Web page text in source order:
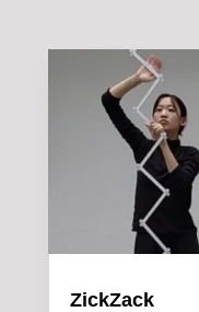
ZickZack